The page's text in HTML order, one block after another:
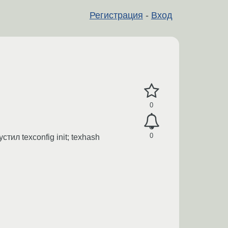
Регистрация - Вход
0
0
texconfig init; texhash